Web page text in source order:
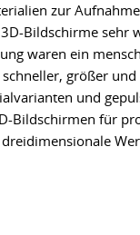
zur
Bildschirme sehr
waren ein
größer
und
Bildschirmen für